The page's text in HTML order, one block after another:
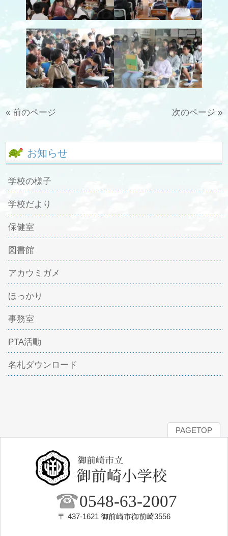
« 前のページ 次のページ »
お知らせ
学校の様子
学校だより
保健室
図書館
アカウミガメ
ほっかり
事務室
PTA活動
名札ダウンロード
PAGETOP
0548-63-2007
〒 437-1621 御前崎市御前崎3556